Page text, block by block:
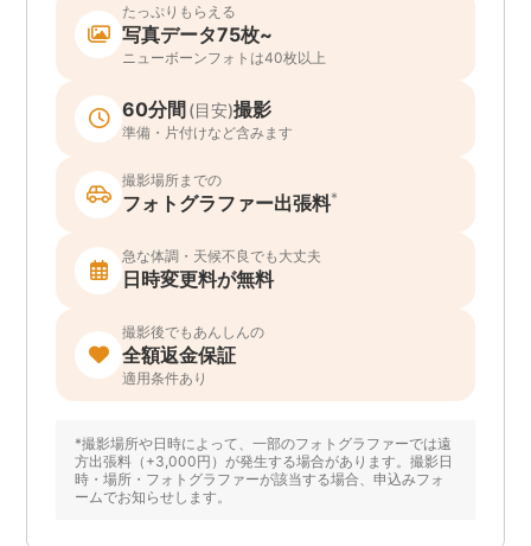
たっぷりもらえる
写真データ75枚~
ニューボーンフォトは40枚以上
60分間 (目安)撮影
準備・片付けなど含みます
撮影場所までの
フォトグラファー出張料*
急な体調・天候不良でも大丈夫
日時変更料が無料
撮影後でもあんしんの
全額返金保証
適用条件あり
*撮影場所や日時によって、一部のフォトグラファーでは遠
方出張料（+3,000円）が発生する場合があります。撮影日
時・場所・フォトグラファーが該当する場合、申込みフォ
ームでお知らせします。